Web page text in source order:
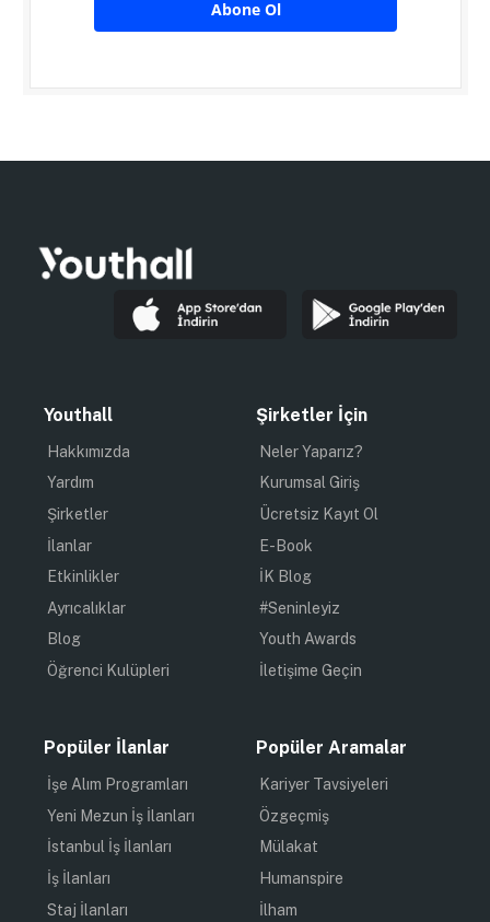
Abone Ol
Youthall
Hakkımızda
Yardım
Şirketler
İlanlar
Etkinlikler
Ayrıcalıklar
Blog
Öğrenci Kulüpleri
Şirketler İçin
Neler Yaparız?
Kurumsal Giriş
Ücretsiz Kayıt Ol
E-Book
İK Blog
#Seninleyiz
Youth Awards
İletişime Geçin
Popüler İlanlar
İşe Alım Programları
Yeni Mezun İş İlanları
İstanbul İş İlanları
İş İlanları
Staj İlanları
Popüler Aramalar
Kariyer Tavsiyeleri
Özgeçmiş
Mülakat
Humanspire
İlham